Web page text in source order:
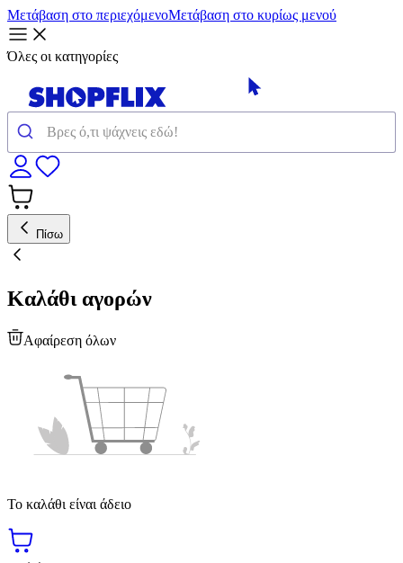
Μετάβαση στο περιεχόμενοΜετάβαση στο κυρίως μενού
Όλες οι κατηγορίες
Πίσω
Καλάθι αγορών
Αφαίρεση όλων
Το καλάθι είναι άδειο